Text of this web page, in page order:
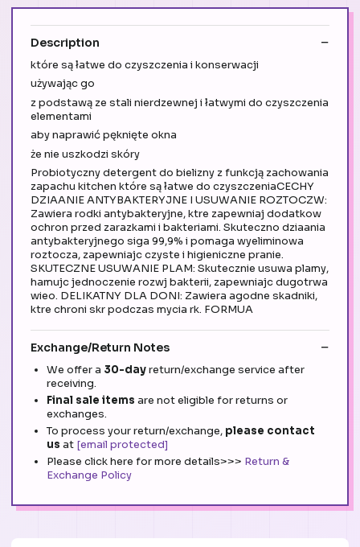
Description
które są łatwe do czyszczenia i konserwacji
używając go
z podstawą ze stali nierdzewnej i łatwymi do czyszczenia
elementami
aby naprawić pęknięte okna
że nie uszkodzi skóry
Probiotyczny detergent do bielizny z funkcją zachowania
zapachu kitchen które są łatwe do czyszczeniaCECHY
DZIAANIE ANTYBAKTERYJNE I USUWANIE ROZTOCZW:
Zawiera rodki antybakteryjne, ktre zapewniaj dodatkow
ochron przed zarazkami i bakteriami. Skuteczno dziaania
antybakteryjnego siga 99,9% i pomaga wyeliminowa
roztocza, zapewniajc czyste i higieniczne pranie.
SKUTECZNE USUWANIE PLAM: Skutecznie usuwa plamy,
hamujc jednoczenie rozwj bakterii, zapewniajc dugotrwa
wieo. DELIKATNY DLA DONI: Zawiera agodne skadniki,
ktre chroni skr podczas mycia rk. FORMUA
Exchange/Return Notes
We offer a 30-dayreturn/exchange service after
receiving.
Final sale items are not eligible for returns or
exchanges.
To process your return/exchange, please contact
us at [email protected]
Please click here for more details>>> Return &
Exchange Policy